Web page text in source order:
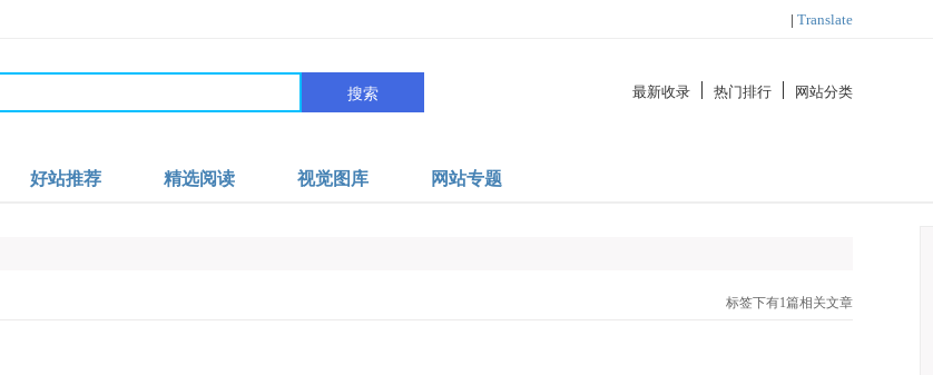
| Translate
搜索 最新收录 热门排行 网站分类
好站推荐 精选阅读 视觉图库 网站专题
标签下有1篇相关文章